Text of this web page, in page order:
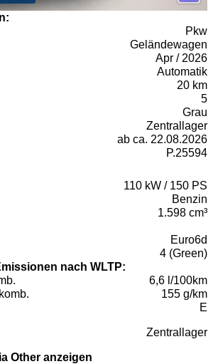
Pkw
Geländewagen
Apr / 2026
Automatik
20 km
5
Grau
Zentrallager
ab ca. 22.08.2026
P.25594
110 kW / 150 PS
Benzin
1.598 cm³
Euro6d
4 (Green)
nach WLTP:
6,6 l/100km
155 g/km
E
Zentrallager
Other anzeigen